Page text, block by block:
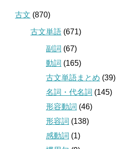
古文 (870)
古文単語 (671)
副詞 (67)
動詞 (165)
古文単語まとめ (39)
名詞・代名詞 (145)
形容動詞 (46)
形容詞 (138)
感動詞 (1)